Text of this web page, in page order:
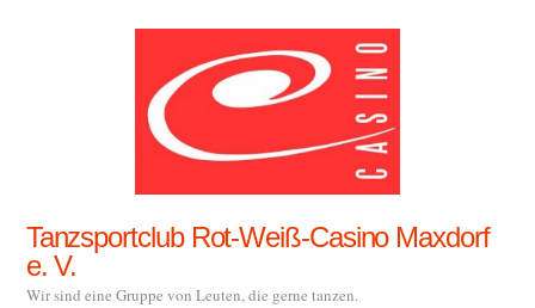
Tanzsportclub Rot-Weiß-Casino Maxdorf
e. V.
Wir sind eine Gruppe von Leuten, die gerne tanzen.